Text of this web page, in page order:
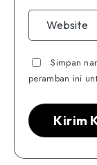
Simpan
peramban ini